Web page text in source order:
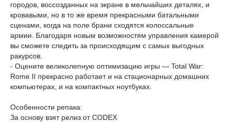
городов, воссозданных на экране в мельчайших деталях, и
кровавыми, но в то же время прекрасными батальными
сценами, когда на поле брани сходятся колоссальные
армии. Благодаря новым возможностям управления камерой
вы сможете следить за происходящим с самых выгодных
ракурсов.
- Оцените великолепную оптимизацию игры — Total War:
Rome II прекрасно работает и на стационарных домашних
компьютерах, и на компактных ноутбуках.
Особенности репака:
За основу взят релиз от CODEX